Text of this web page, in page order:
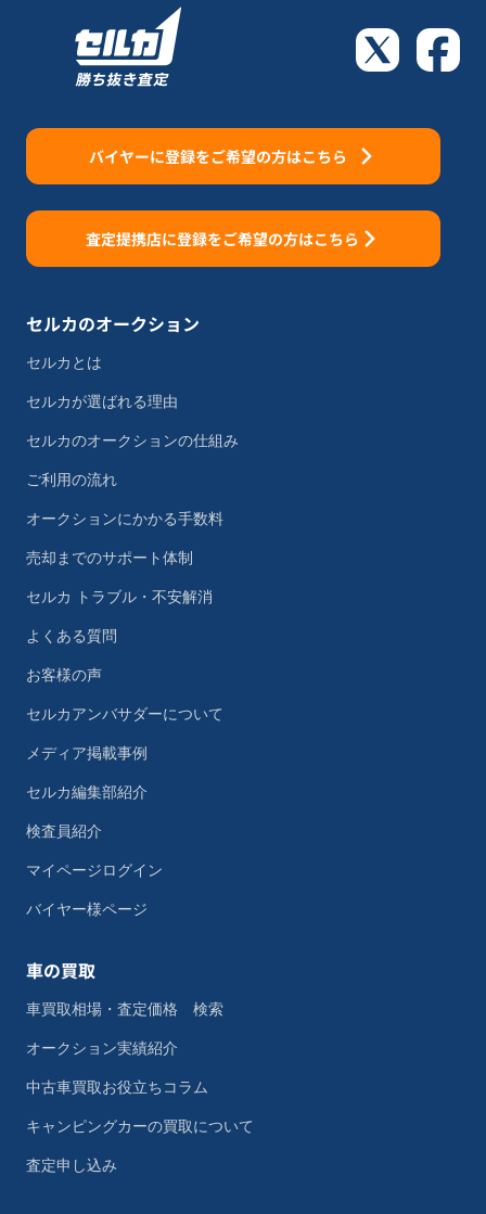
バイヤーに登録をご希望の方はこちら
査定提携店に登録をご希望の方はこちら
セルカのオークション
セルカとは
セルカが選ばれる理由
セルカのオークションの仕組み
ご利用の流れ
オークションにかかる手数料
売却までのサポート体制
セルカ トラブル・不安解消
よくある質問
お客様の声
セルカアンバサダーについて
メディア掲載事例
セルカ編集部紹介
検査員紹介
マイページログイン
バイヤー様ページ
車の買取
車買取相場・査定価格 検索
オークション実績紹介
中古車買取お役立ちコラム
キャンピングカーの買取について
査定申し込み